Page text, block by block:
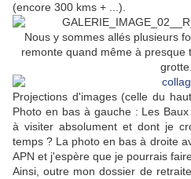
(encore 300 kms + ...).
Nous y sommes allés plusieurs
remonte quand même à presque
grotte.
Projections d'images (celle du
Photo en bas à gauche : Les
à visiter absolument et dont je
temps ? La photo en bas à droite
APN et j'espère que je pourrais
Ainsi, outre mon dossier de